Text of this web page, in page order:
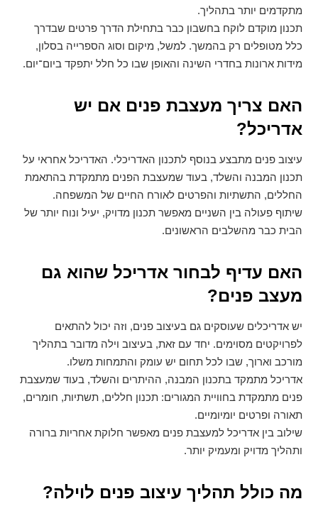
מתקדמים יותר בתהליך.
תכנון מוקדם לוקח בחשבון כבר בתחילת הדרך פרטים שבדרך
כלל מטופלים רק בהמשך. למשל, מיקום וסוג הספרייה בסלון,
מידות ארונות בחדרי השינה והאופן שבו כל חלל יתפקד ביום־יום.
האם צריך מעצבת פנים אם יש
אדריכל?
עיצוב פנים מתבצע בנוסף לתכנון האדריכלי. האדריכל אחראי על
תכנון המבנה והשלד, בעוד שמעצבת הפנים מתמקדת בהתאמת
החללים, התשתיות והפרטים לאורח החיים של המשפחה.
שיתוף פעולה בין השניים מאפשר תכנון מדויק, יעיל ונוח יותר של
הבית כבר מהשלבים הראשונים.
האם עדיף לבחור אדריכל שהוא גם
מעצב פנים?
יש אדריכלים שעוסקים גם בעיצוב פנים, וזה יכול להתאים
לפרויקטים מסוימים. יחד עם זאת, בעיצוב וילה מדובר בתהליך
מורכב וארוך, שבו לכל תחום יש עומק והתמחות משלו.
אדריכל מתמקד בתכנון המבנה, ההיתרים והשלד, בעוד שמעצבת
פנים מתמקדת בחוויית המגורים: תכנון חללים, תשתיות, חומרים,
תאורה ופרטים יומיומיים.
שילוב בין אדריכל למעצבת פנים מאפשר חלוקת אחריות ברורה
ותהליך מדויק ומעמיק יותר.
מה כולל תהליך עיצוב פנים לוילה?